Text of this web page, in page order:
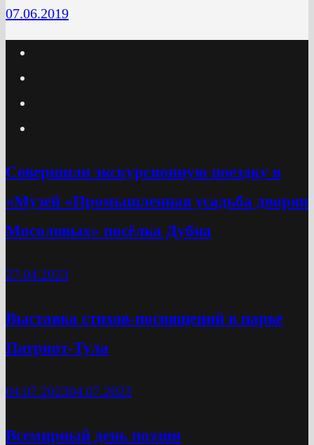
07.06.2019
Cовершили экскурсионную поездку в
«Музей «Промышленная усадьба дворян
Мосоловых» посёлка Дубна
27.04.2023
Выставка стихов-посвящений в парке
Патриот-Тула
04.07.202304.07.2023
Всемирный день поэзии